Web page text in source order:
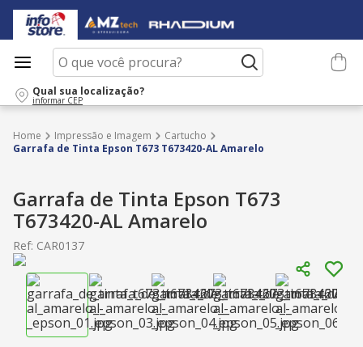
O que você procura?
Qual sua localização?
informar CEP
Impressão e Imagem
Cartucho
Garrafa de Tinta Epson T673 T673420-AL Amarelo
Garrafa de Tinta Epson T673
T673420-AL Amarelo
Ref: CAR0137